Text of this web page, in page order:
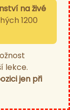
na živé
1200
lekce.
jen při